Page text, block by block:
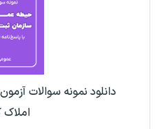
دانلود نمونه سوالات